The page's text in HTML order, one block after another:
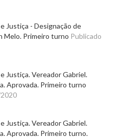
Justiça - Designação de
Melo. Primeiro turno Publicado
Justiça. Vereador Gabriel.
Aprovada. Primeiro turno
Justiça. Vereador Gabriel.
Aprovada. Primeiro turno.